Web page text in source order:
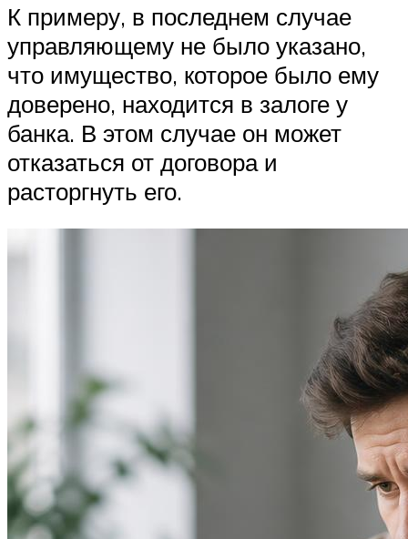
К примеру, в последнем случае
управляющему не было указано,
что имущество, которое было ему
доверено, находится в залоге у
банка. В этом случае он может
отказаться от договора и
расторгнуть его.